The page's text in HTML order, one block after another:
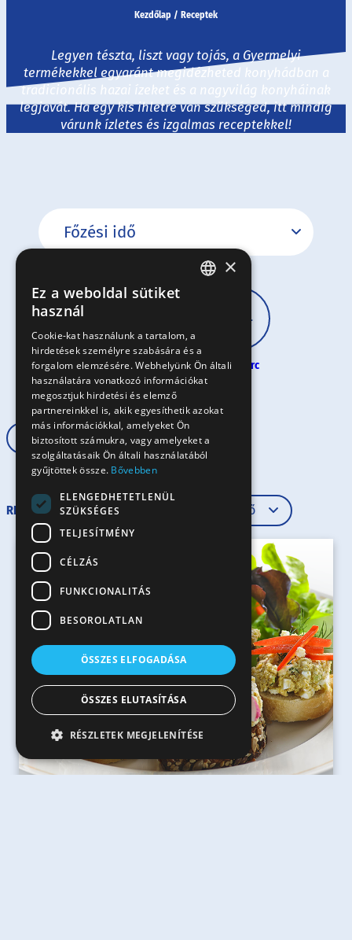
Kezdőlap / Receptek
Legyen tészta, liszt vagy tojás, a Gyermelyi
termékekkel egyaránt megidézheted konyhádban a
tradicionális hazai ízeket és a nagyvilág konyháinak
legjavát. Ha egy kis ihletre van szükséged, itt mindig
várunk ízletes és izgalmas receptekkel!
30 perc 60 perc 60+ perc
Vegetáriánus 30 perc
RENDEZÉS
SK
RO
×
Ez a weboldal sütiket
használ
Cookie-kat használunk a tartalom, a
hirdetések személyre szabására és a
forgalom elemzésére. Webhelyünk Ön általi
használatára vonatkozó információkat
megosztjuk hirdetési és elemző
partnereinkkel is, akik egyesíthetik azokat
más információkkal, amelyeket Ön
biztosított számukra, vagy amelyeket a
szolgáltatásaik Ön általi használatából
gyűjtöttek össze. Bővebben
ELENGEDHETETLENÜL
SZÜKSÉGES
TELJESÍTMÉNY
CÉLZÁS
FUNKCIONALITÁS
BESOROLATLAN
ÖSSZES ELFOGADÁSA
ÖSSZES ELUTASÍTÁSA
RÉSZLETEK MEGJELENÍTÉSE